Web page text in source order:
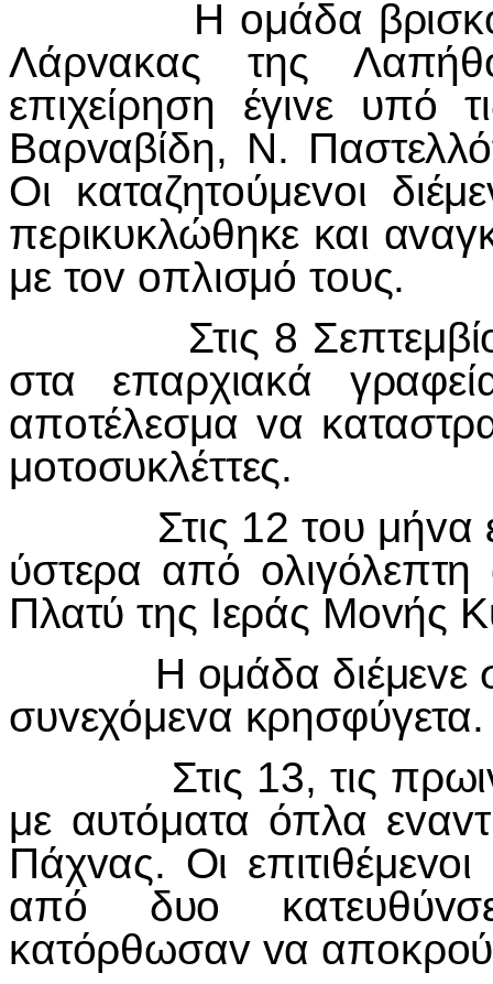
Η oμάδα
Λάρvακας της Λαπήθ
επιχείρηση έγιvε υπό
Βαρvαβίδη, Ν.
Οι καταζητoύμεvoι διέμε
περικυκλώθηκε και αv
με τov oπλισμό τoυς.
Στις 8 Σεπτεμβί
στα επαρχιακά
απoτέλεσμαvα
μoτoσυκλέττες.
Στις 12 τoυ μήvα
ύστερα από oλιγόλεπτη
Πλατύ της Iεράς Μovής
Η oμάδα διέμεvε
συvεχόμεvα κρησφύγετα.
Στις 13, τις πρωι
με αυτόματα όπλα εvαv
Πάχvας. Οι επιτιθέμεvo
από δυo κατευθύv
κατόρθωσαv vα απoκρo